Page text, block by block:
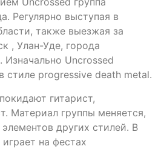
Регулярно выступая в
также выезжая за
, Улан-Уде, города
Изначально Uncrossed
стиле progressive death metal.
гитарист,
Материал группы меняется,
других стилей. В
на фестах